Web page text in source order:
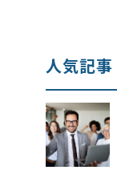
人気記事